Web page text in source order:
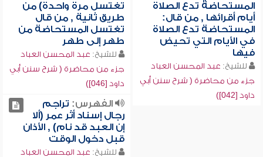
المستحاضة تدع الصلاة
أيام أقرائها , من قال:
المستحاضة تدع الصلاة
في الأيام التي تحيض
فيها
للشيخ: عبد المحسن العباد
جزء من محاضرة ( شرح سنن أبي
داود [042])
تغتسل مرة واحدة) من
طريق ثانية , من قال
تغتسل المستحاضة من
طهر إلى طهر
للشيخ: عبد المحسن العباد
جزء من محاضرة ( شرح سنن أبي
داود [046])
الفهرس: تراجم
رجال إسناد أثر عمر (ألا
إن العبد قد نام) , الأذان
قبل دخول الوقت
للشيخ: عبد المحسن العباد